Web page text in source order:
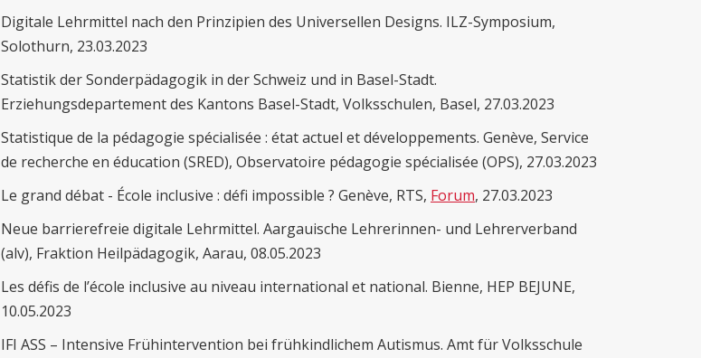
Digitale Lehrmittel nach den Prinzipien des Universellen Designs. ILZ-Symposium,
Solothurn, 23.03.2023
Statistik der Sonderpädagogik in der Schweiz und in Basel-Stadt.
Erziehungsdepartement des Kantons Basel-Stadt, Volksschulen, Basel, 27.03.2023
Statistique de la pédagogie spécialisée : état actuel et développements. Genève, Service
de recherche en éducation (SRED), Observatoire pédagogie spécialisée (OPS), 27.03.2023
Le grand débat - École inclusive : défi impossible ? Genève, RTS, Forum, 27.03.2023
Neue barrierefreie digitale Lehrmittel. Aargauische Lehrerinnen- und Lehrerverband
(alv), Fraktion Heilpädagogik, Aarau, 08.05.2023
Les défis de l’école inclusive au niveau international et national. Bienne, HEP BEJUNE,
10.05.2023
IFI ASS – Intensive Frühintervention bei frühkindlichem Autismus. Amt für Volksschule